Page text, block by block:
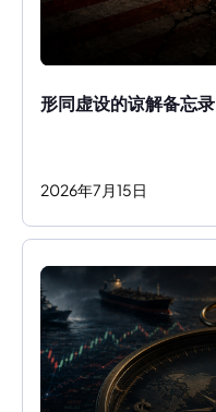
形同虚设的谅解备忘录
2026年7 月15日